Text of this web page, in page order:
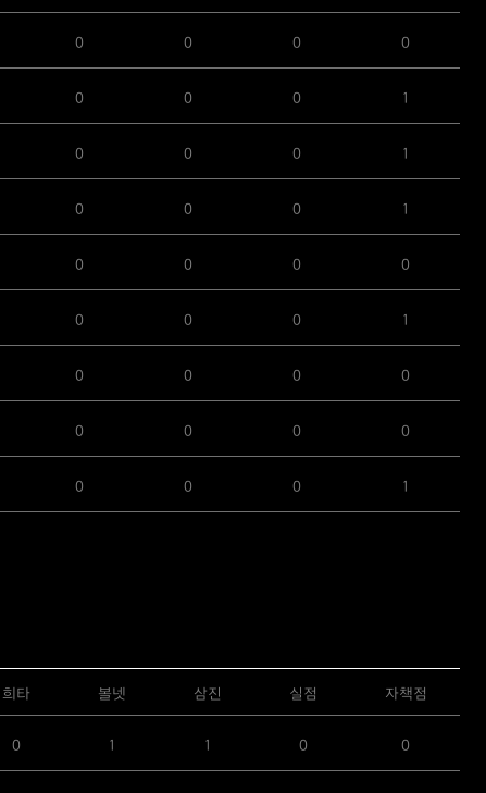
0 0 0 0
0 0 0 1
0 0 0 1
0 0 0 1
0 0 0 0
0 0 0 1
0 0 0 0
0 0 0 0
0 0 0 1
희타 볼넷 삼진 실점 자책점
0 1 1 0 0